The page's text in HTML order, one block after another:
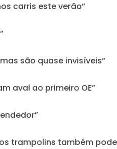
carris este verão”
são quase invisíveis”
aval ao primeiro OE”
trampolins também